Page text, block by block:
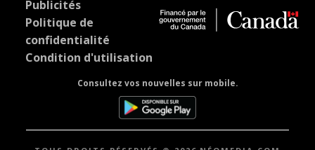
Publicités
Politique de
confidentialité
Condition d'utilisation
Consultez vos nouvelles sur mobile.